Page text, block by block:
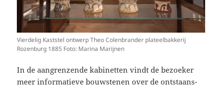
Vierdelig Kaststel ontwerp Theo Colenbrander plateelbakkerij
Rozenburg 1885 Foto: Marina Marijnen
In de aangrenzende kabinetten vindt de bezoeker
meer informatieve bouwstenen over de ontstaans-